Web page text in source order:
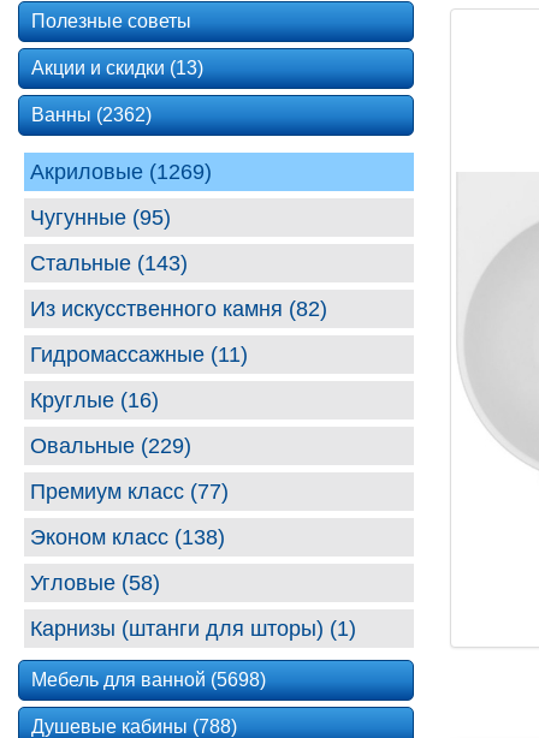
Полезные советы
Акции и скидки (13)
Ванны (2362)
Акриловые (1269)
Чугунные (95)
Стальные (143)
Из искусственного камня (82)
Гидромассажные (11)
Круглые (16)
Овальные (229)
Премиум класс (77)
Эконом класс (138)
Угловые (58)
Карнизы (штанги для шторы) (1)
Мебель для ванной (5698)
Душевые кабины (788)